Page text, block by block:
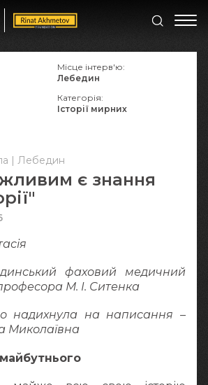
| Лебедин
є знання
фаховий медичний
М. І. Ситенка
надихнула на написання –
Миколаївна
Місце інтерв'ю:
Лебедин
Категорія:
Історії мирних